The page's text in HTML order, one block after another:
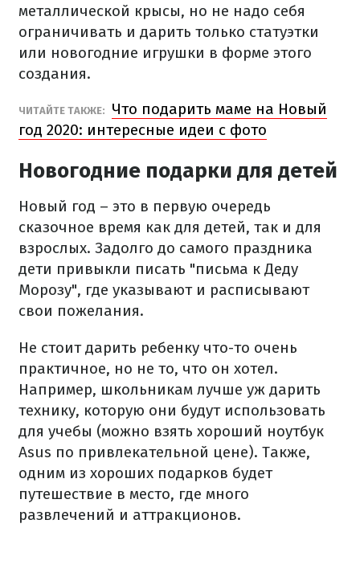
металлической крысы, но не надо себя
ограничивать и дарить только статуэтки
или новогодние игрушки в форме этого
создания.
ЧИТАЙТЕ ТАКЖЕ:
Что подарить маме на Новый
год 2020: интересные идеи с фото
Новогодние подарки для детей
Новый год – это в первую очередь
сказочное время как для детей, так и для
взрослых. Задолго до самого праздника
дети привыкли писать "письма к Деду
Морозу", где указывают и расписывают
свои пожелания.
Не стоит дарить ребенку что-то очень
практичное, но не то, что он хотел.
Например, школьникам лучше уж дарить
технику, которую они будут использовать
для учебы (можно взять хороший ноутбук
Asus по привлекательной цене). Также,
одним из хороших подарков будет
путешествие в место, где много
развлечений и аттракционов.